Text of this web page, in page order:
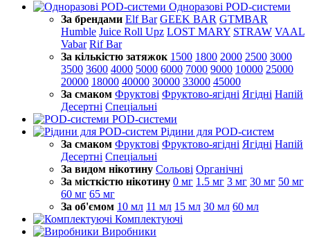
Одноразові POD-системи
За брендами Elf Bar GEEK BAR GTMBAR
Humble Juice Roll Upz LOST MARY STRAW VAAL
Vabar Rif Bar
За кількістю затяжок 1500 1800 2000 2500 3000
3500 3600 4000 5000 6000 7000 9000 10000 25000
20000 18000 40000 30000 33000 45000
За смаком Фруктові Фруктово-ягідні Ягідні Напій
Десертні Спеціальні
POD-системи
Рідини для POD-систем
За смаком Фруктові Фруктово-ягідні Ягідні Напій
Десертні Спеціальні
За видом нікотину Сольові Органічні
За місткістю нікотину 0 мг 1.5 мг 3 мг 30 мг 50 мг
60 мг 65 мг
За об'ємом 10 мл 11 мл 15 мл 30 мл 60 мл
Комплектуючі
Виробники